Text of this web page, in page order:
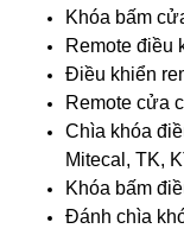
Khóa bấm
Remote điều
Điều khiển
Remote cửa
Chìa khóa
Mitecal, TK,
Khóa bấm
Đánh chìa